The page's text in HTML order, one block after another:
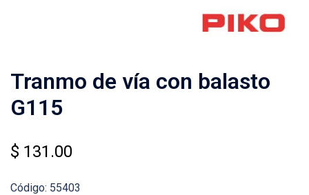
Tranmo de vía con balasto
G115
$ 131.00
Código: 55403